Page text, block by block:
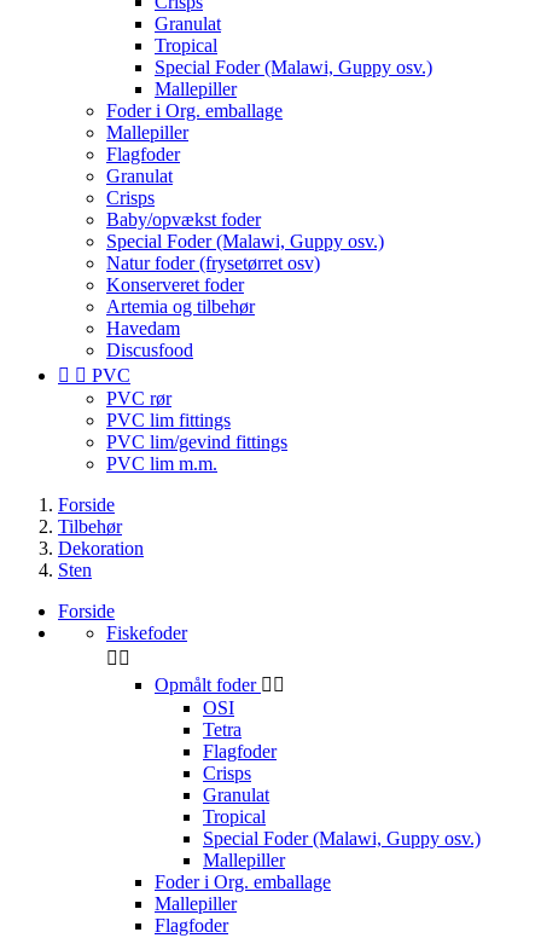
Granulat
Tropical
Special Foder (Malawi, Guppy osv.)
Mallepiller
Foder i Org. emballage
Mallepiller
Flagfoder
Granulat
Crisps
Baby/opvækst foder
Special Foder (Malawi, Guppy osv.)
Natur foder (frysetørret osv)
Konserveret foder
Artemia og tilbehør
Havedam
Discusfood
  PVC
PVC rør
PVC lim fittings
PVC lim/gevind fittings
PVC lim m.m.
Forside
Tilbehør
Dekoration
Sten
Forside
Fiskefoder
 
Opmålt foder  
OSI
Tetra
Flagfoder
Crisps
Granulat
Tropical
Special Foder (Malawi, Guppy osv.)
Mallepiller
Foder i Org. emballage
Mallepiller
Flagfoder